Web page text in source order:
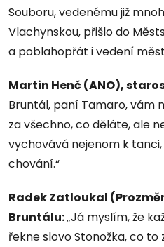
Souboru, vedenému již
Vlachynskou, přišlo do
a poblahopřát i vedení
Martin Henč (ANO),
Bruntál, paní Tamaro, vám
za všechno, co děláte, ale
vychovává nejenom k
chování.“
Radek Zatloukal
Bruntálu:„Já myslím, že
řekne slovo Stonožka, co to